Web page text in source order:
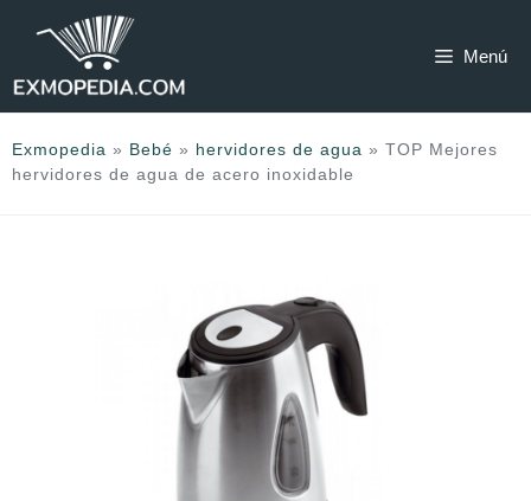
Menú
Exmopedia » Bebé » hervidores de agua » TOP Mejores
hervidores de agua de acero inoxidable